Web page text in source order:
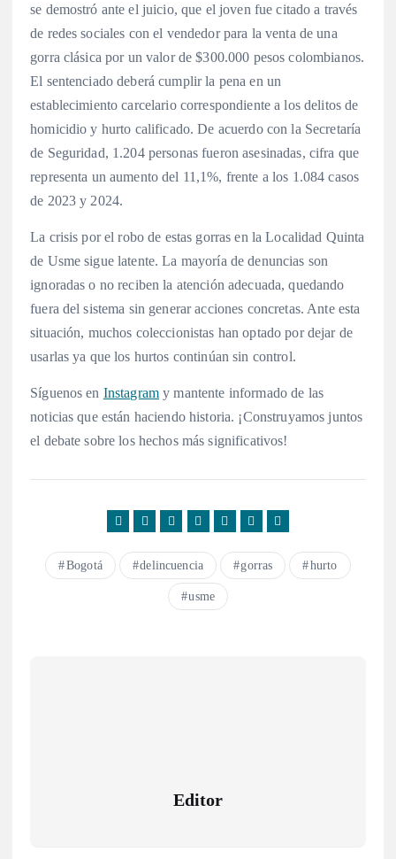
se demostró ante el juicio, que el joven fue citado a través
de redes sociales con el vendedor para la venta de una
gorra clásica por un valor de $300.000 pesos colombianos.
El sentenciado deberá cumplir la pena en un
establecimiento carcelario correspondiente a los delitos de
homicidio y hurto calificado. De acuerdo con la Secretaría
de Seguridad, 1.204 personas fueron asesinadas, cifra que
representa un aumento del 11,1%, frente a los 1.084 casos
de 2023 y 2024.
La crisis por el robo de estas gorras en la Localidad Quinta
de Usme sigue latente. La mayoría de denuncias son
ignoradas o no reciben la atención adecuada, quedando
fuera del sistema sin generar acciones concretas. Ante esta
situación, muchos coleccionistas han optado por dejar de
usarlas ya que los hurtos continúan sin control.
Síguenos en Instagram y mantente informado de las
noticias que están haciendo historia. ¡Construyamos juntos
el debate sobre los hechos más significativos!
Bogotá delincuencia gorras hurto
usme
Editor